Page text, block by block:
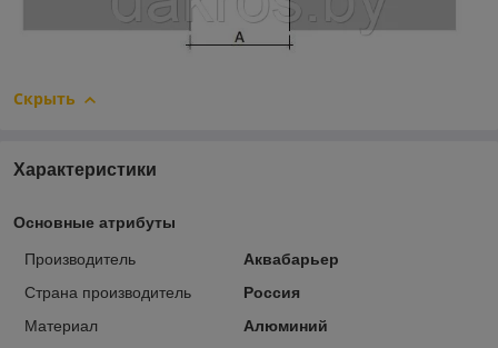
Скрыть
Характеристики
Основные атрибуты
Производитель
Аквабарьер
Страна производитель
Россия
Материал
Алюминий